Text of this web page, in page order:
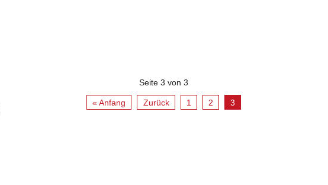
Seite 3 von 3
« Anfang Zurück 1 2 3